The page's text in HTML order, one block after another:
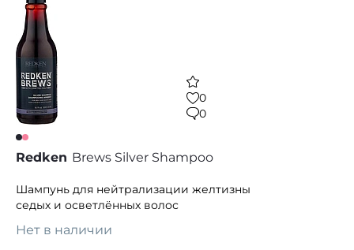
0
0
Redken Brews Silver Shampoo
Шампунь для нейтрализации желтизны
седых и осветлённых волос
Нет в наличии